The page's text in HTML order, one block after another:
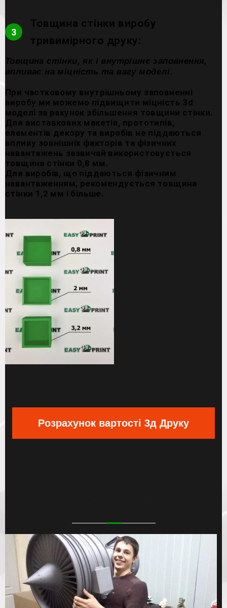
3
Товщина стінки виробу
тривимірного друку:
Товщина стінки, як і внутрішнє заповнення,
впливає на міцність та вагу моделі.
При частковому внутрішньому заповненні
виробу ми можемо підвищити міцність 3d
моделі за рахунок збільшення товщини стінки.
Для виставкових макетів, прототипів,
елементів декору та виробів не піддаються
впливу зовнішніх факторів та фізичних
навантажень зазвичай використовується
товщина стінки 0,8 мм.
Для виробів, що піддаються фізичним
навантаженням, рекомендується товщина
стінки 1,2 мм і більше.
Розрахунок вартості 3д Друку